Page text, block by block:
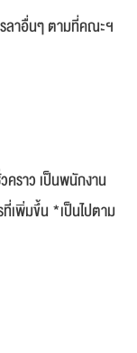
ลาอื่นๆ ตามที่คณะฯ
คราว เป็นพนักงาน
เพิ่มขึ้น *เป็นไปตาม